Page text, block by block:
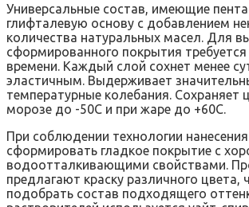
Универсальные состав, имеющие
глифталевую основу с добавлением
количества натуральных масел. Для
сформированного покрытия
времени. Каждый слой сохнет менее
эластичным. Выдерживает
температурные колебания. Сохраняет
морозе до -50С и при жаре до +60С.
При соблюдении технологии
сформировать гладкое покрытие с
водоотталкивающими свойствами.
предлагают краску различного цвета,
подобрать состав подходящего